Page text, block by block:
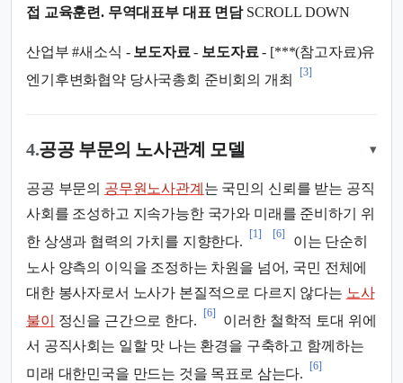
접 교육훈련. 무역대표부 대표 면담SCROLL DOWN
산업부 #새소식 - 보도자료 - 보도자료 - [***(참고자료)유
엔기후변화협약 당사국총회 준비회의 개최
[3]
4.공공 부문의 노사관계 모델 ▾
공공 부문의 공무원노사관계 는 국민의 신뢰를 받는 공직
사회를 조성하고 지속가능한 국가와 미래를 준비하기 위
한 상생과 협력의 가치를 지향한다.
[1] [6]
이는 단순히
노사 양측의 이익을 조정하는 차원을 넘어, 국민 전체에
대한 봉사자로서 노사가 본질적으로 다르지 않다는 노사
불이
정신을 근간으로 한다.
[6]
이러한 철학적 토대 위에
서 공직사회는 일할 맛 나는 환경을 구축하고 함께하는
미래 대한민국을 만드는 것을 목표로 삼는다.
[6]